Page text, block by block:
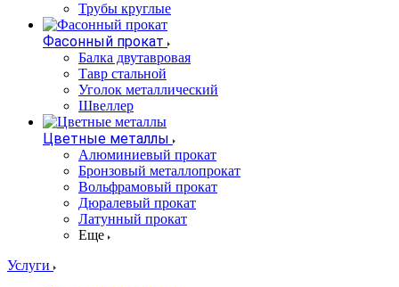
Трубы круглые
Фасонный прокат
Балка двутавровая
Тавр стальной
Уголок металлический
Швеллер
Цветные металлы
Алюминиевый прокат
Бронзовый металлопрокат
Вольфрамовый прокат
Дюралевый прокат
Латунный прокат
Еще
Услуги